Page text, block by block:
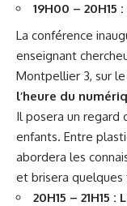
19H00 – 20H15 :
La conférence
enseignant
Montpellier 3, sur
l’heure du
Il posera un regard
enfants. Entre
abordera les
et brisera quelques
20H15 – 21H15 :